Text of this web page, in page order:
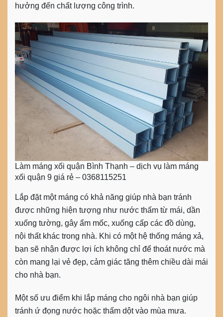
hưởng đến chất lượng công trình.
Làm máng xối quận Bình Thạnh – dịch vụ làm máng
xối quận 9 giá rẻ – 0368115251
Lắp đặt một máng có khả năng giúp nhà bạn tránh
được những hiện tượng như nước thấm từ mái, dần
xuống tường, gây ẩm mốc, xuống cấp các đồ dùng,
nội thất khác trong nhà. Khi có một hệ thống máng xả,
bạn sẽ nhận được lợi ích không chỉ để thoát nước mà
còn mang lại vẻ đẹp, cảm giác tăng thêm chiều dài mái
cho nhà bạn.
Một số ưu điểm khi lắp máng cho ngôi nhà bạn giúp
tránh ứ đọng nước hoặc thấm dột vào mùa mưa.